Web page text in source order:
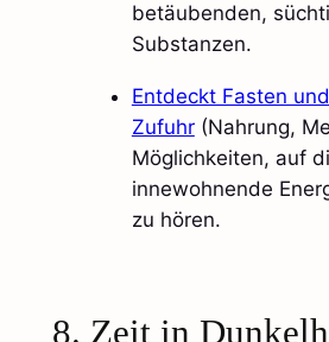
betäubenden,
Substanzen.
Entdeckt Fasten
Zufuhr(Nahrung,
Möglichkeiten, auf
innewohnende
zu hören.​
8. Zeit in